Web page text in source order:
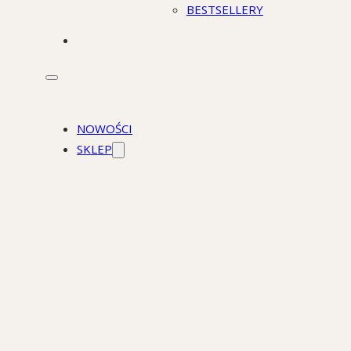
BESTSELLERY
NOWOŚCI
SKLEP